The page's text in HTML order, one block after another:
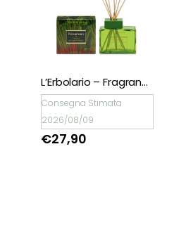
L’Erbolario – Fragranza per Legni Profumati Ambraliquida
Consegna Stimata
2026/08/09
€20,50